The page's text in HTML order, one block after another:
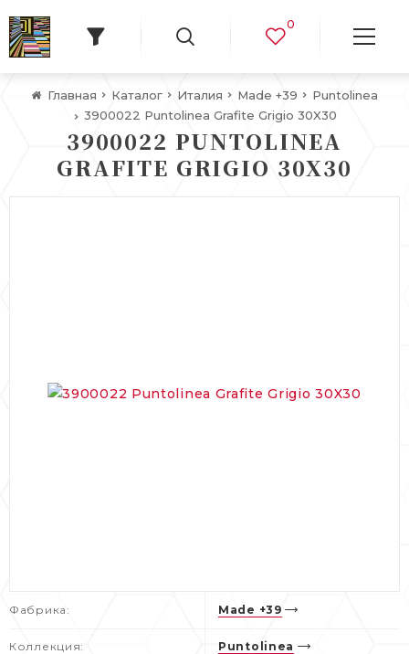
0
Главная Каталог Италия Made +39
Puntolinea
3900022 Puntolinea Grafite Grigio 30X30
3900022 PUNTOLINEA
GRAFITE GRIGIO 30X30
Фабрика: Made +39
Коллекция: Puntolinea